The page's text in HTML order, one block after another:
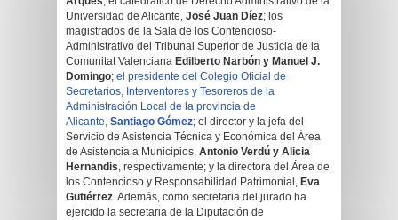
Universidad de Alicante, José Juan Díez; los
magistrados de la Sala de los Contencioso-
Administrativo del Tribunal Superior de Justicia de la
Comunitat Valenciana Edilberto Narbón y Manuel J.
Domingo; el presidente del Colegio Oficial de
Secretarios, Interventores y Tesoreros de la
Administración Local de la provincia de
Alicante, Santiago Gómez; el director y la jefa del
Servicio de Asistencia Técnica y Económica del Área
de Asistencia a Municipios, Antonio Verdú y Alicia
Hernandis, respectivamente; y la directora del Área de
los Contencioso y Responsabilidad Patrimonial, Eva
Gutiérrez. Además, como secretaria del jurado ha
ejercido la secretaria de la Diputación de